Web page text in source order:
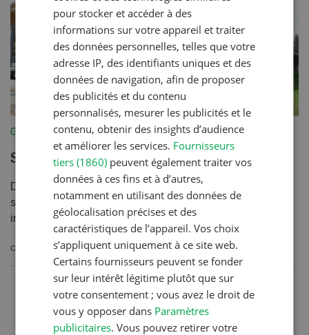
Gestion
Soixante projets soutenus
Depuis fin 2016, la Fondation Albert Koechlin (AKS) a
soutenu soixante projets d'entreprises agricoles
innovantes.
CONTINUER À LIRE
of 4
pour stocker et accéder à des
informations sur votre appareil et traiter
des données personnelles, telles que votre
adresse IP, des identifiants uniques et des
données de navigation, afin de proposer
des publicités et du contenu
personnalisés, mesurer les publicités et le
contenu, obtenir des insights d’audience
et améliorer les services. Fournisseurs
tiers (1860) peuvent également traiter vos
données à ces fins et à d’autres,
notamment en utilisant des données de
géolocalisation précises et des
caractéristiques de l’appareil. Vos choix
s’appliquent uniquement à ce site web.
Certains fournisseurs peuvent se fonder
sur leur intérêt légitime plutôt que sur
votre consentement ; vous avez le droit de
vous y opposer dans Paramètres
publicitaires. Vous pouvez retirer votre